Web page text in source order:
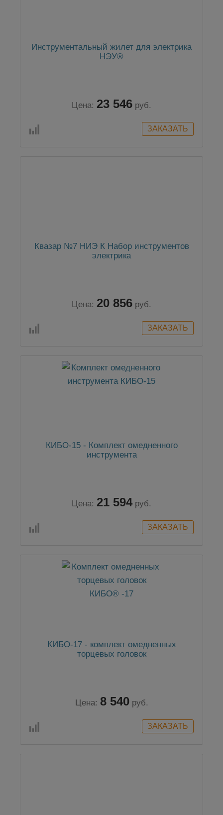
Инструментальный жилет для электрика
НЭУ®
Цена: 23 546 руб.
Квазар №7 НИЭ К Набор инструментов
электрика
Цена: 20 856 руб.
КИБО-15 - Комплект омедненного
инструмента
Цена: 21 594 руб.
КИБО-17 - комплект омедненных
торцевых головок
Цена: 8 540 руб.